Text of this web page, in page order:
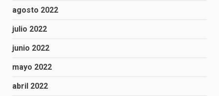
agosto 2022
julio 2022
junio 2022
mayo 2022
abril 2022